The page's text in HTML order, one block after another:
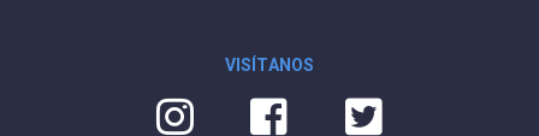
VISÍTANOS